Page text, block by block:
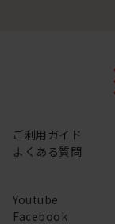
ご利用ガイド
よくある質問
Youtube
Facebook